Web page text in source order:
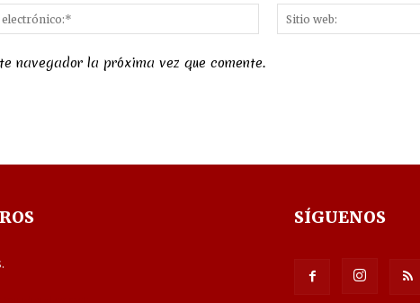
Correo
electrónico:*
navegador la próxima vez que comente.
SÍGUENOS